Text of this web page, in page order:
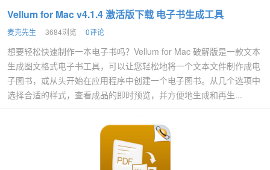
Vellum for Mac v4.1.4 激活版下载 电子书生成工具
麦克先生 3684浏览 0评论
想要轻松快速制作一本电子书吗？Vellum for Mac 破解版是一款文本
生成图文格式电子书工具，可以让您轻松地将一个文本文件制作成电
子图书，或从头开始在应用程序中创建一个电子图书。从几个选项中
选择合适的样式，查看成品的即时预览，并方便地生成和再生...